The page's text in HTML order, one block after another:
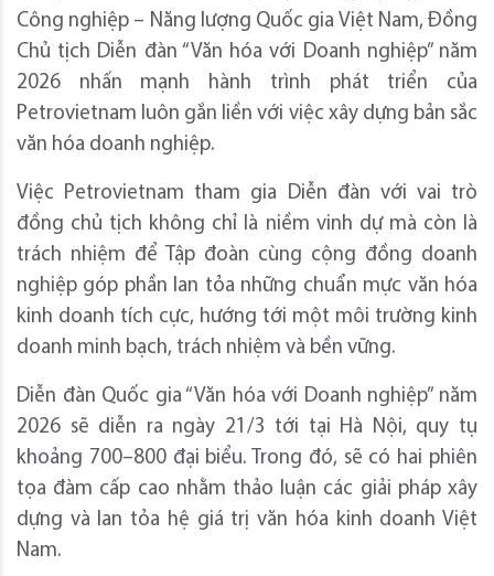
Công nghiệp – Năng lượng Quốc gia Việt Nam, Đồng
Chủ tịch Diễn đàn “Văn hóa với Doanh nghiệp” năm
2026 nhấn mạnh hành trình phát triển của
Petrovietnam luôn gắn liền với việc xây dựng bản sắc
văn hóa doanh nghiệp.
Việc Petrovietnam tham gia Diễn đàn với vai trò
đồng chủ tịch không chỉ là niềm vinh dự mà còn là
trách nhiệm để Tập đoàn cùng cộng đồng doanh
nghiệp góp phần lan tỏa những chuẩn mực văn hóa
kinh doanh tích cực, hướng tới một môi trường kinh
doanh minh bạch, trách nhiệm và bền vững.
Diễn đàn Quốc gia “Văn hóa với Doanh nghiệp” năm
2026 sẽ diễn ra ngày 21/3 tới tại Hà Nội, quy tụ
khoảng 700–800 đại biểu. Trong đó, sẽ có hai phiên
tọa đàm cấp cao nhằm thảo luận các giải pháp xây
dựng và lan tỏa hệ giá trị văn hóa kinh doanh Việt
Nam.